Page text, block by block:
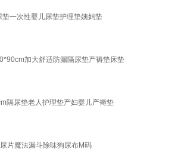
一次性婴儿尿垫护理垫姨妈垫
加大舒适防漏隔尿垫产褥垫床垫
隔尿垫老人护理垫产妇婴儿产褥垫
片魔法漏斗除味狗尿布M码